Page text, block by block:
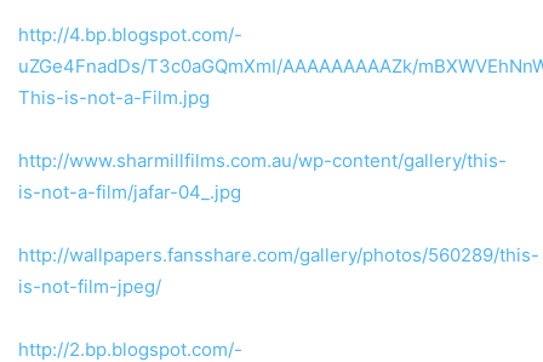
http://4.bp.blogspot.com/-
uZGe4FnadDs/T3c0aGQmXmI/AAAAAAAAAZk/
This-is-not-a-Film.jpg
http://www.sharmillfilms.com.au/wp-content/gallery/this-
is-not-a-film/jafar-04_.jpg
http://wallpapers.fansshare.com/gallery/photos/560289/this-
is-not-film-jpeg/
http://2.bp.blogspot.com/-